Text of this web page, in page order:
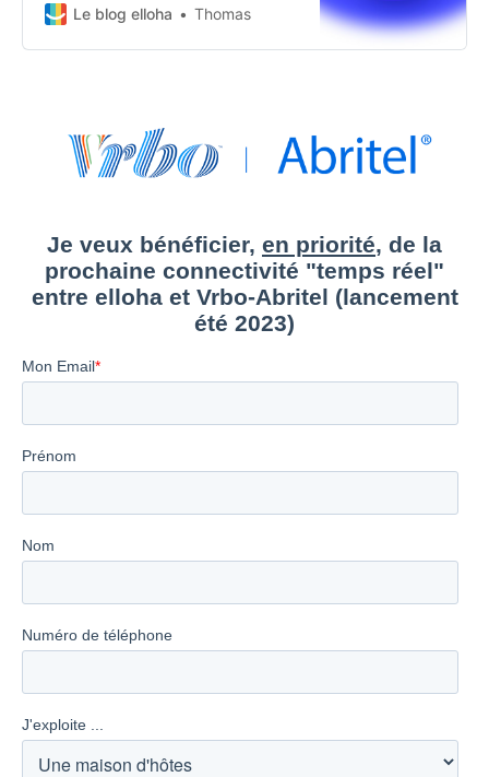
existe souvent un fossé entre la
par les voyageurs et celle des
Le blog elloha Thomas